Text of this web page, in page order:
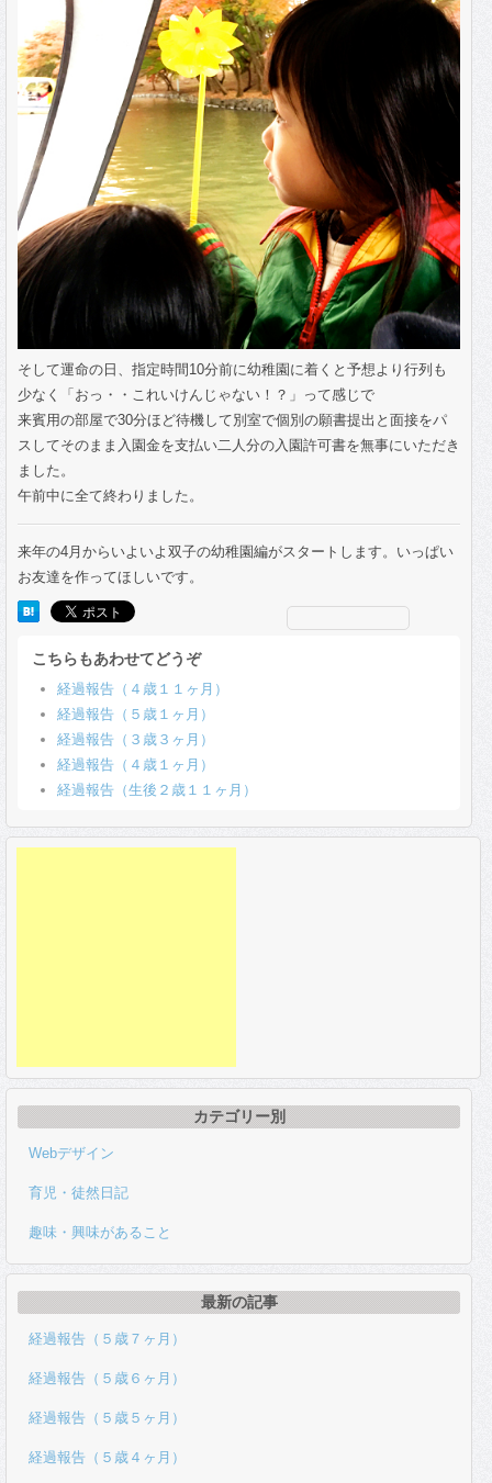
そして運命の日、指定時間10分前に幼稚園に着くと予想より行列も
少なく「おっ・・これいけんじゃない！？」って感じで
来賓用の部屋で30分ほど待機して別室で個別の願書提出と面接をパ
スしてそのまま入園金を支払い二人分の入園許可書を無事にいただき
ました。
午前中に全て終わりました。
来年の4月からいよいよ双子の幼稚園編がスタートします。いっぱい
お友達を作ってほしいです。
こちらもあわせてどうぞ
経過報告（４歳１１ヶ月）
経過報告（５歳１ヶ月）
経過報告（３歳３ヶ月）
経過報告（４歳１ヶ月）
経過報告（生後２歳１１ヶ月）
カテゴリー別
Webデザイン
育児・徒然日記
趣味・興味があること
最新の記事
経過報告（５歳７ヶ月）
経過報告（５歳６ヶ月）
経過報告（５歳５ヶ月）
経過報告（５歳４ヶ月）